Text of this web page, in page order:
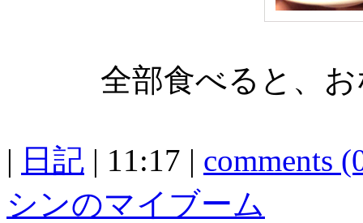
全部食べると、
| 日記 | 11:17 | comments
シンのマイブーム